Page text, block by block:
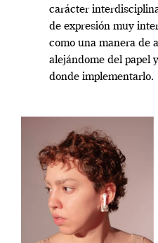
carácter
de expresión muy
como una manera de
alejándome del papel
donde implementarlo.